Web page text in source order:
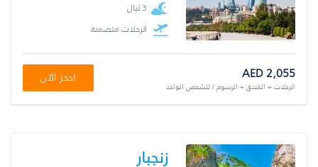
3 ليال
الرحلات متضمنة
AED 2,055
الرحلات + الفندق + الرسوم / للشخص الواحد
احجز الآن
زنجبار